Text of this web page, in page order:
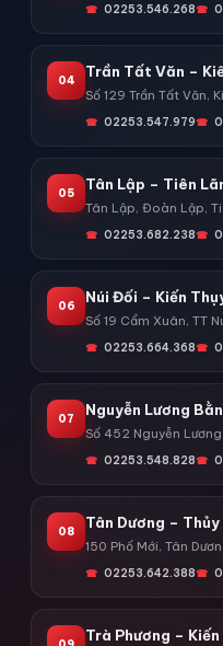
02253.546.268
04
Trần Tất Văn –
Số 129 Trần Tất Văn,
02253.547.979
05
Tân Lập – Tiên
Tân Lập, Đoàn Lập,
02253.682.238
06
Núi Đối – Kiến
Số 19 Cẩm Xuân, TT
02253.664.368
07
Nguyễn Lương
Số 452 Nguyễn
02253.548.828
08
Tân Dương – Thủy
150 Phố Mới, Tân
02253.642.388
Trà Phương –